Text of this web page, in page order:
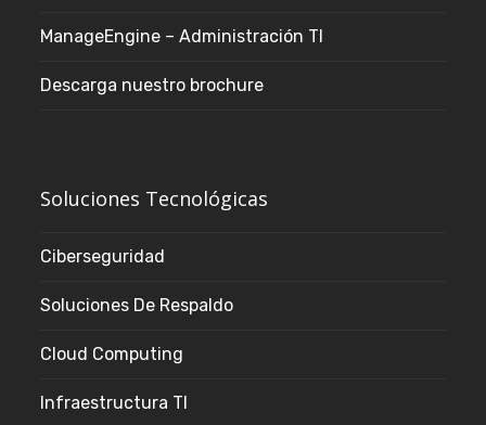
ManageEngine – Administración TI
Descarga nuestro brochure
Soluciones Tecnológicas
Ciberseguridad
Soluciones De Respaldo
Cloud Computing
Infraestructura TI